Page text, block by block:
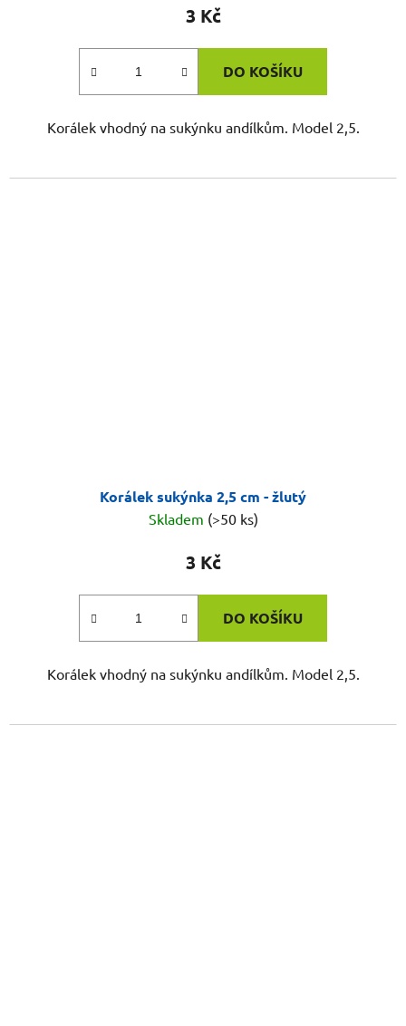
3 Kč
DO KOŠÍKU
Korálek vhodný na sukýnku andílkům. Model 2,5.
Korálek sukýnka 2,5 cm - žlutý
Skladem (>50 ks)
3 Kč
DO KOŠÍKU
Korálek vhodný na sukýnku andílkům. Model 2,5.